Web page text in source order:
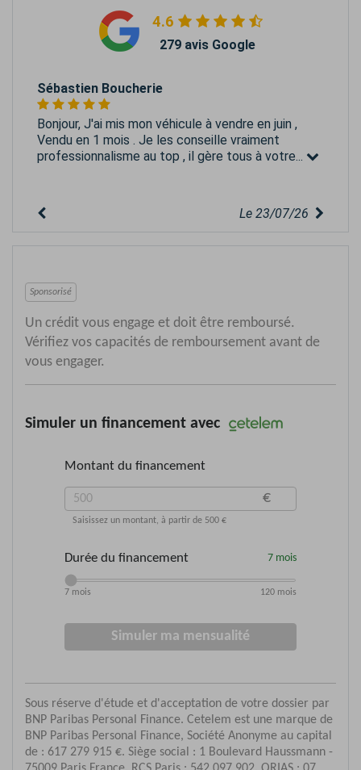
4.6
279 avis Google
Sébastien Boucherie
Bonjour, J'ai mis mon véhicule à vendre en juin ,
Vendu en 1 mois . Je les conseille vraiment
professionnalisme au top , il gère tous à votre...
Le 23/07/26